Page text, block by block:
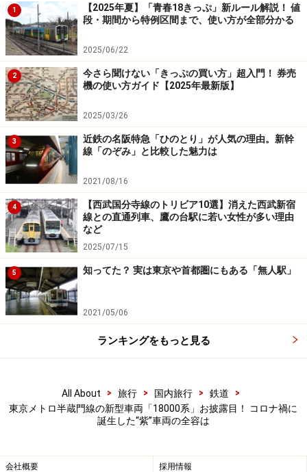
同じく7人掛けシートで、車端部の3人掛けシートは優先
席であることを明示するため、背もたれの色を赤みを帯
びたものとしてデザイン的にもアクセントとなってい
る。いずれも、モケットは日本の伝統的な織物のような
柄をレイアウトして落ち着きのある感じがする。
運転席も紫
バリアフリー対策
10両編成すべての車両にフリースペースを設置
バリアフリーを重視する社会を反映して、10両編成すべ
ての車両に車椅子やベビーカーをゆったりと置けるフリ
ースペースが設置されている。利用がないときは、一般
客の立席となるが、身体を寄りかからせることができる
ように紫色のクッションのような横棒が設置されてい
る。
ドアレールの一部を切り取り、車椅子などの乗降がスムーズ
が引っかからないように、ドアレールの一部を切り取る
1
【2025年夏】「青春18きっぷ」新ルール解説！ 値
段・期間から特例区間まで、使い方が全部分かる
2025/06/22
2
今さら聞けない「きっぷの買い方」超入門！ 券売
機の使い方ガイド【2025年最新版】
2025/03/26
3
近鉄の名阪特急「ひのとり」が人気の理由。新幹
線「のぞみ」と比較した魅力は
2021/08/16
4
【西武国分寺線のトリビア10選】消えた西武新宿
線との直通列車、鷹の台駅に若い女性が多い理由
など
2025/07/15
5 知ってた？ 実は東京や首都圏にもある「無人駅」
2021/05/06
ランキングをもっと見る
All About > 旅行 > 国内旅行 > 鉄道
>
東京メトロ半蔵門線の新型車両「18000系」お披露目！ コロナ禍に
誕生した“紫”車両の全容は
会社概要 採用情報